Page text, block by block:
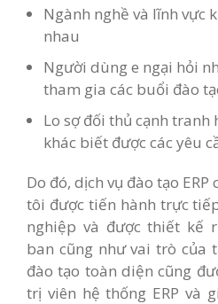
Ngành nghề và lĩnh vực
nhau
Người dùng e ngại hỏi
tham gia các buổi đào
Lo sợ đối thủ cạnh tranh
khác biết được các yêu
Do đó, dịch vụ đào tạo
tôi được tiến hành trực
nghiệp và được thiết kế
ban cũng như vai trò của
đào tạo toàn diện cũng
trị viên hệ thống ERP và